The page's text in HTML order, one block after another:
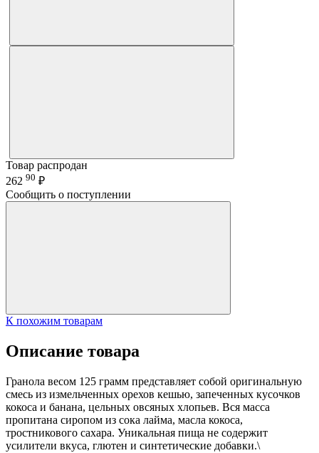
Товар распродан
262 90 ₽
Сообщить о поступлении
К похожим товарам
Описание товара
Гранола весом 125 грамм представляет собой оригинальную
смесь из измельченных орехов кешью, запеченных кусочков
кокоса и банана, цельных овсяных хлопьев. Вся масса
пропитана сиропом из сока лайма, масла кокоса,
тростникового сахара. Уникальная пища не содержит
усилители вкуса, глютен и синтетические добавки.\